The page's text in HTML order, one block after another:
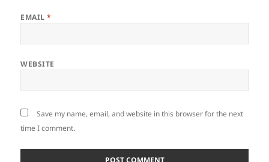
EMAIL*
WEBSITE
Save my name, email, and website in this browser for the next
time I comment.